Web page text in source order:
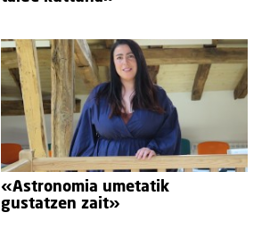
«Astronomia umetatik
gustatzen zait»